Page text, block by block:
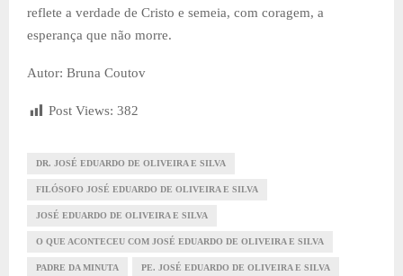
reflete a verdade de Cristo e semeia, com coragem, a
esperança que não morre.
Autor: Bruna Coutov
Post Views: 382
DR. JOSÉ EDUARDO DE OLIVEIRA E SILVA
FILÓSOFO JOSÉ EDUARDO DE OLIVEIRA E SILVA
JOSÉ EDUARDO DE OLIVEIRA E SILVA
O QUE ACONTECEU COM JOSÉ EDUARDO DE OLIVEIRA E SILVA
PADRE DA MINUTA PE. JOSÉ EDUARDO DE OLIVEIRA E SILVA